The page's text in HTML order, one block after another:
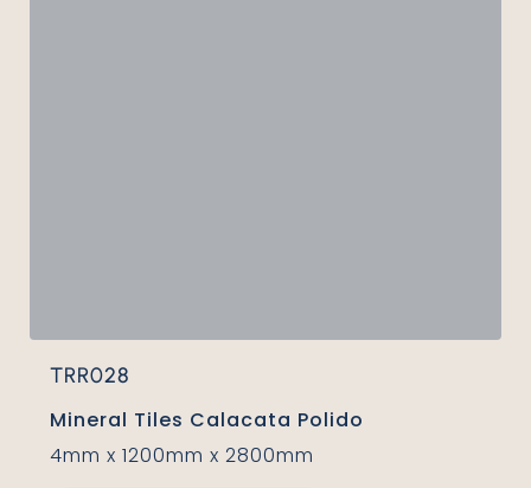
TRR028
Mineral Tiles Calacata Polido
4mm x 1200mm x 2800mm